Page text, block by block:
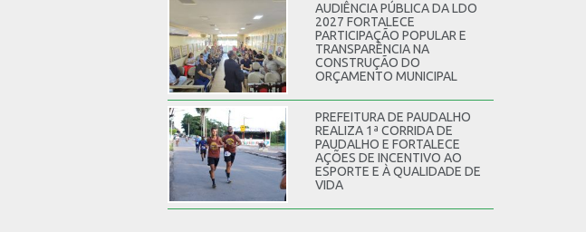
AUDIÊNCIA PÚBLICA DA LDO
2027 FORTALECE
PARTICIPAÇÃO POPULAR E
TRANSPARÊNCIA NA
CONSTRUÇÃO DO
ORÇAMENTO MUNICIPAL
PREFEITURA DE PAUDALHO
REALIZA 1ª CORRIDA DE
PAUDALHO E FORTALECE
AÇÕES DE INCENTIVO AO
ESPORTE E À QUALIDADE DE
VIDA